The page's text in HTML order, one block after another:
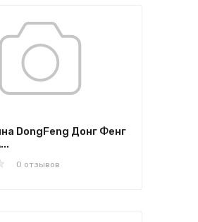
DongFeng Донг Фенг
0 отзывов